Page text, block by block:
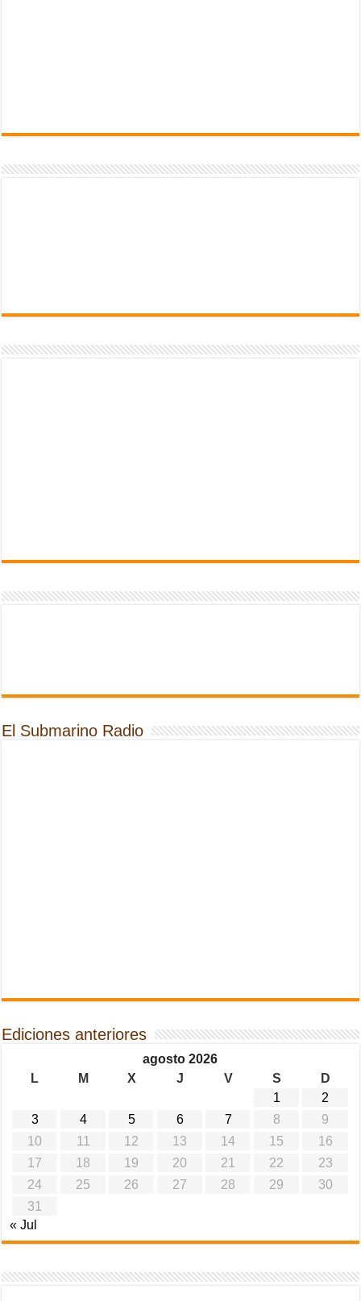
El Submarino Radio
Ediciones anteriores
agosto 2026
L
M X J V S
D
1
2
3
4 5 6 7 8
9
10
11 12 13 14 15
16
17
18 19 20 21 22
23
24
25 26 27 28 29
30
31
« Jul